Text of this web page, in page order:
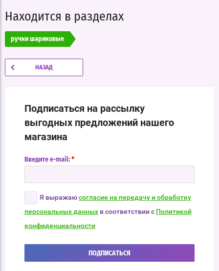
Находится в разделах
ручки шариковые
НАЗАД
Подписаться на рассылку
выгодных предложений нашего
магазина
Введите e-mail: *
Я выражаюсогласие на передачу и обработку
персональных данных в соответствии с Политикой
конфиденциальности
ПОДПИСАТЬСЯ